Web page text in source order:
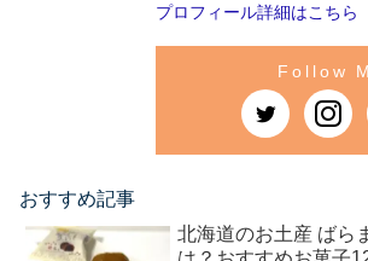
プロフィール詳細はこちら
おすすめ記事
北海道のお土産 ばら